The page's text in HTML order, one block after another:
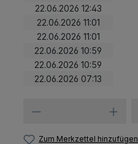
22.06.2026 12:43
22.06.2026 11:01
22.06.2026 11:01
22.06.2026 10:59
22.06.2026 10:59
22.06.2026 07:13
Zum Merkzettel hinzufügen